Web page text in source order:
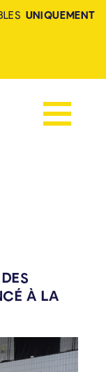
Afficher la
UNIQUEMENT
À LA